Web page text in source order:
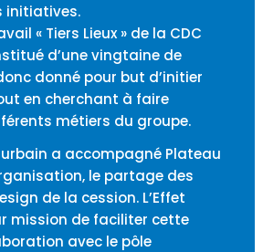
initiatives.
« Tiers Lieux » de la CDC
d’une vingtaine de
donné pour but d’initier
en cherchant à faire
métiers du groupe.
urbain a accompagné Plateau
le partage des
de la cession. L’Effet
mission de faciliter cette
avec le pôle